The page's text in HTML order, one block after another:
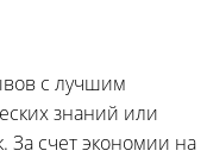
с лучшим
знаний или
За счет экономии на